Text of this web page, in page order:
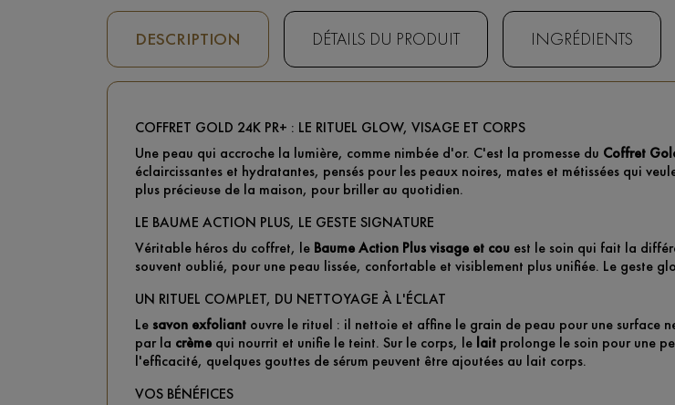
DESCRIPTION DÉTAILS DU PRODUIT INGRÉDIENTS
COFFRET GOLD 24K PR+ : LE RITUEL GLOW, VISAGE ET CORPS
Une peau qui accroche la lumière, comme nimbée d'or. C'est la promesse du Coffret
éclaircissantes et hydratantes, pensés pour les peaux noires, mates et métissées qui
plus précieuse de la maison, pour briller au quotidien.
LE BAUME ACTION PLUS, LE GESTE SIGNATURE
Véritable héros du coffret, le Baume Action Plus visage et cou est le soin qui fait la
souvent oublié, pour une peau lissée, confortable et visiblement plus unifiée. Le geste
UN RITUEL COMPLET, DU NETTOYAGE À L'ÉCLAT
Le savon exfoliant ouvre le rituel : il nettoie et affine le grain de peau pour une surface
par la crème qui nourrit et unifie le teint. Sur le corps, le lait prolonge le soin pour une
l'efficacité, quelques gouttes de sérum peuvent être ajoutées au lait corps.
VOS BÉNÉFICES